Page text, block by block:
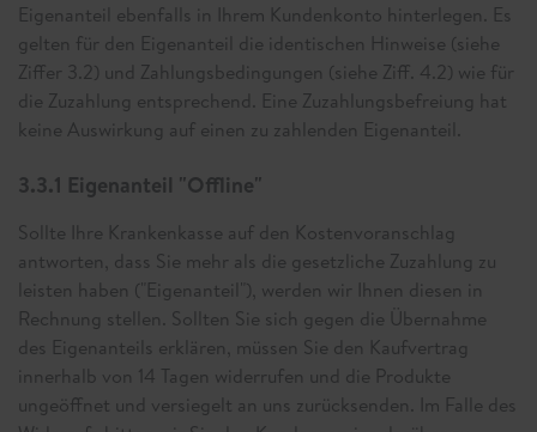
Eigenanteil ebenfalls in Ihrem Kundenkonto hinterlegen. Es
gelten für den Eigenanteil die identischen Hinweise (siehe
Ziffer 3.2) und Zahlungsbedingungen (siehe Ziff. 4.2) wie für
die Zuzahlung entsprechend. Eine Zuzahlungsbefreiung hat
keine Auswirkung auf einen zu zahlenden Eigenanteil.
3.3.1 Eigenanteil "Offline"
Sollte Ihre Krankenkasse auf den Kostenvoranschlag
antworten, dass Sie mehr als die gesetzliche Zuzahlung zu
leisten haben ("Eigenanteil"), werden wir Ihnen diesen in
Rechnung stellen. Sollten Sie sich gegen die Übernahme
des Eigenanteils erklären, müssen Sie den Kaufvertrag
innerhalb von 14 Tagen widerrufen und die Produkte
ungeöffnet und versiegelt an uns zurücksenden. Im Falle des